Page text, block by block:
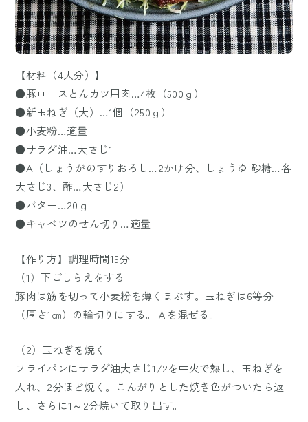
【材料（4人分）】
●豚ロースとんカツ用肉…4枚（500ｇ）
●新玉ねぎ（大）…1個（250ｇ）
●小麦粉…適量
●サラダ油…大さじ1
●A（しょうがのすりおろし…2かけ分、しょうゆ 砂糖…各
大さじ3、酢…大さじ2）
●バター…20ｇ
●キャベツのせん切り…適量
【作り方】調理時間15分
（1）下ごしらえをする
豚肉は筋を切って小麦粉を薄くまぶす。玉ねぎは6等分
（厚さ1㎝）の輪切りにする。Ａを混ぜる。
（2）玉ねぎを焼く
フライパンにサラダ油大さじ1/2を中火で熱し、玉ねぎを
入れ、2分ほど焼く。こんがりとした焼き色がついたら返
し、さらに1～2分焼いて取り出す。